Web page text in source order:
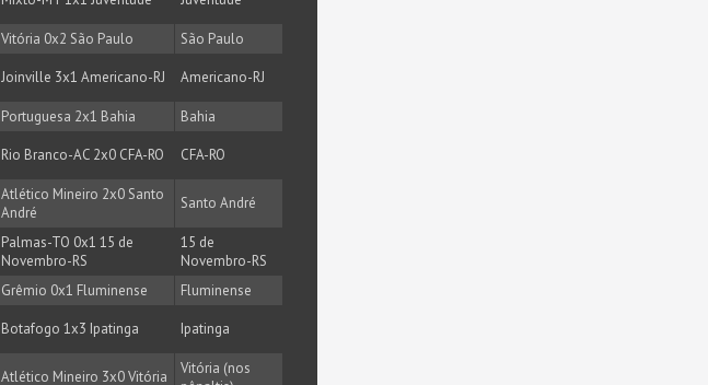
Vitória 0x2 São Paulo São Paulo
Joinville 3x1 Americano-RJ Americano-RJ
Portuguesa 2x1 Bahia Bahia
Rio Branco-AC 2x0 CFA-RO CFA-RO
Atlético Mineiro 2x0 Santo
André
Santo André
Palmas-TO 0x1 15 de
Novembro-RS
15 de
Novembro-RS
Grêmio 0x1 Fluminense Fluminense
Botafogo 1x3 Ipatinga Ipatinga
Atlético Mineiro 3x0 Vitória
Vitória (nos